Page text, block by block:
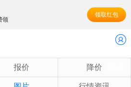
领
领取红包
报价 降价